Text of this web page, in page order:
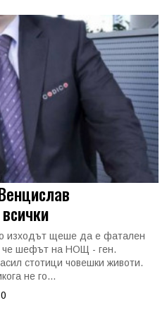
изходът щеше да е фатален
че шефът на НОЩ - ген.
стотици човешки животи.
не го...
0